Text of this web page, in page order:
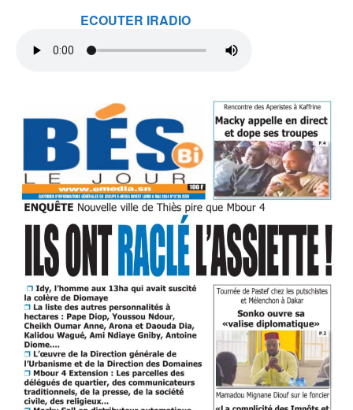
ECOUTER IRADIO